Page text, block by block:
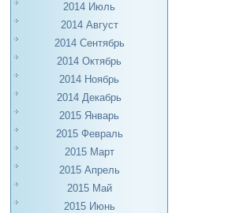
2014 Июль
2014 Август
2014 Сентябрь
2014 Октябрь
2014 Ноябрь
2014 Декабрь
2015 Январь
2015 Февраль
2015 Март
2015 Апрель
2015 Май
2015 Июнь